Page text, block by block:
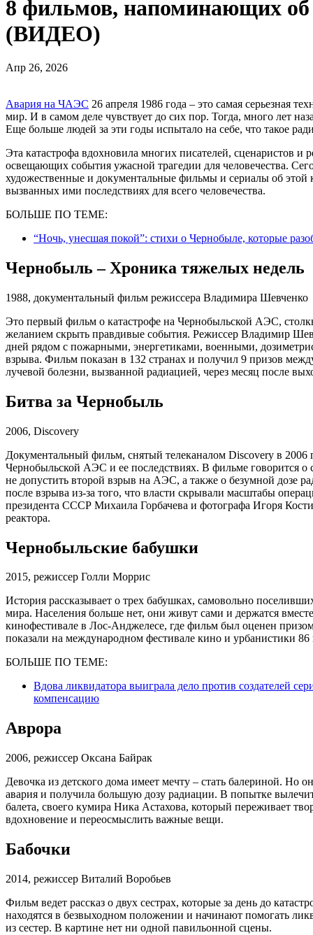
8 фильмов, напоминающих
(ВИДЕО)
Апр 26, 2026
Авария на ЧАЭС 26 апреля 1986 года – это самая серьезная
мир. И в самом деле чувствует до сих пор. Тогда, много лет
Еще больше людей за эти годы испытало на себе, что такое
Эта катастрофа вдохновила многих писателей, сценаристов
освещающих события ужасной трагедии для человечества.
художественные и документальные фильмы и сериалы об этой
вызванных ими последствиях для всего человечества.
БОЛЬШЕ ПО ТЕМЕ:
“Ночь, унесшая покой”: стихи о Чернобыле, которые
Чернобыль – Хроника тяжелых недель
1988, документальный фильм режиссера Владимира Шевченко
Это первый фильм о катастрофе на Чернобыльской АЭС,
желанием скрыть правдивые события. Режиссер Владимир
дней рядом с пожарными, энергетиками, военными,
взрыва. Фильм показан в 132 странах и получил 9 призов
лучевой болезни, вызванной радиацией, через месяц после
Битва за Чернобыль
2006, Discovery
Документальный фильм, снятый телеканалом Discovery в 2006
Чернобыльской АЭС и ее последствиях. В фильме говорится
не допустить второй взрыв на АЭС, а также о безумной дозе
после взрыва из-за того, что власти скрывали масштабы
президента СССР Михаила Горбачева и фотографа Игоря
реактора.
Чернобыльские бабушки
2015, режиссер Голли Моррис
История рассказывает о трех бабушках, самовольно
мира. Населения больше нет, они живут сами и держатся
кинофестивале в Лос-Анджелесе, где фильм был оценен
показали на международном фестивале кино и урбанистики
БОЛЬШЕ ПО ТЕМЕ:
Вдова ликвидатора выиграла дело против создателей
компенсацию
Аврора
2006, режиссер Оксана Байрак
Девочка из детского дома имеет мечту – стать балериной. Но
авария и получила большую дозу радиации. В попытке
балета, своего кумира Ника Астахова, который переживает
вдохновение и переосмыслить важные вещи.
Бабочки
2014, режиссер Виталий Воробьев
Фильм ведет рассказ о двух сестрах, которые за день до
находятся в безвыходном положении и начинают помогать
из сестер. В картине нет ни одной павильонной сцены.